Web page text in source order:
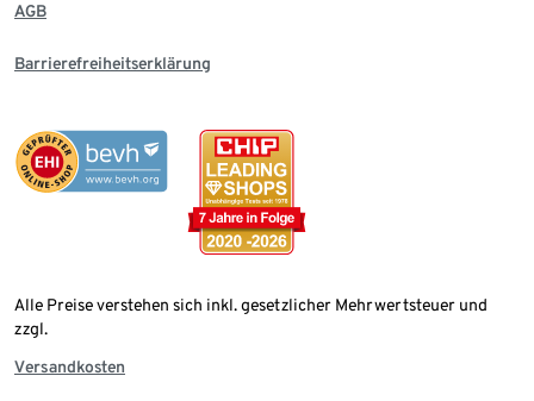
AGB
Barrierefreiheitserklärung
Alle Preise verstehen sich inkl. gesetzlicher Mehrwertsteuer und
zzgl.
Versandkosten